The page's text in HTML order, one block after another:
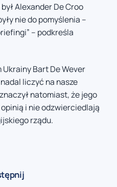
Alexander De Croo
nie do pomyślenia –
– podkreśla
Bart De Wever
liczyć na nasze
natomiast, że jego
i nie odzwierciedlają
rządu.